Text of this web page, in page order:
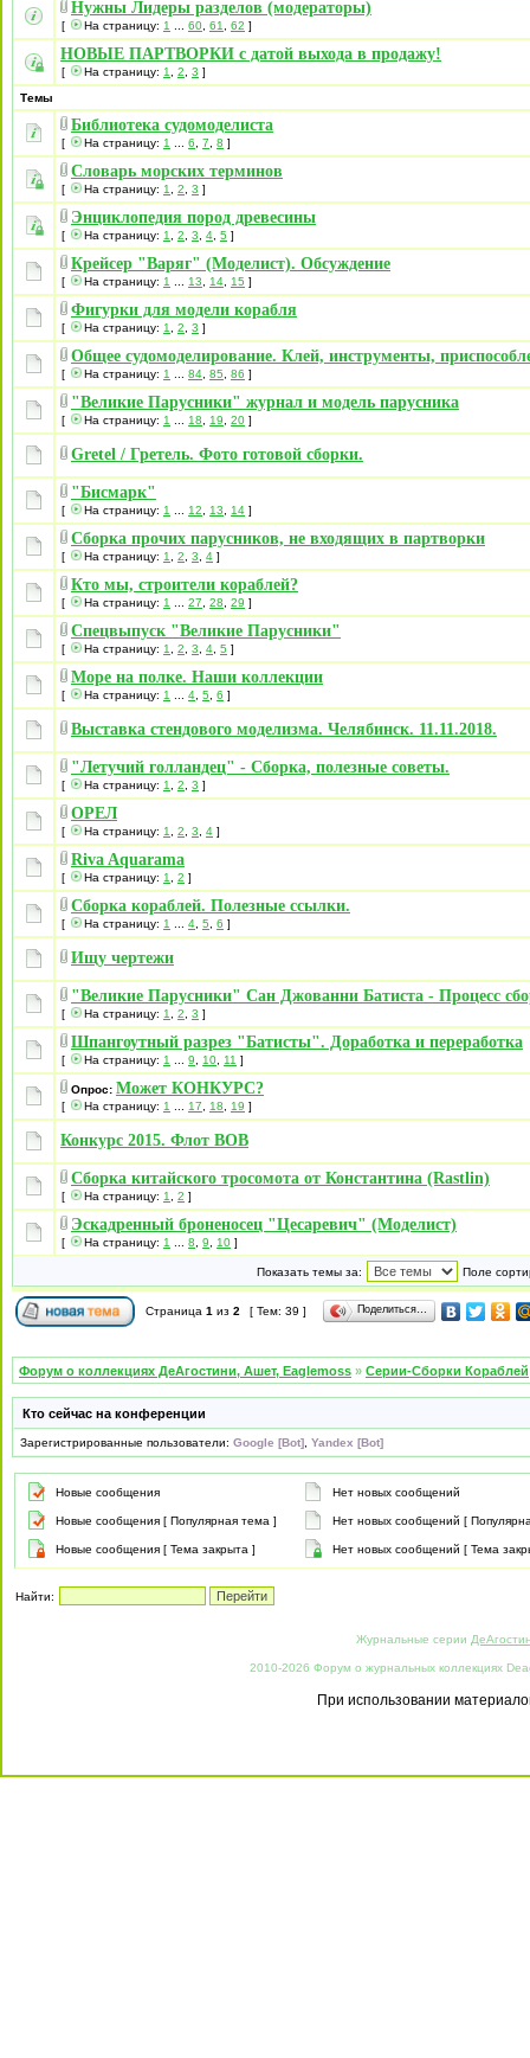
Нужны Лидеры разделов (модераторы)
[ На страницу: 1 60 61 62 ]
НОВЫЕ ПАРТВОРКИ с датой выхода в продажу!
[ На страницу: 1 2 3 ]
Темы
Библиотека судомоделиста
[ На страницу: 1 6 7 8 ]
Словарь морских терминов
[ На страницу: 1 2 3 ]
Энциклопедия пород древесины
[ На страницу: 1 2 3 4 5 ]
Крейсер "Варяг" (Моделист). Обсуждение
[ На страницу: 1 13 14 15 ]
Фигурки для модели корабля
[ На страницу: 1 2 3 ]
Общее судомоделирование. Клей, инструменты,
[ На страницу: 1 84 85 86 ]
"Великие Парусники" журнал и модель парусника
[ На страницу: 1 18 19 20 ]
Gretel / Гретель. Фото готовой сборки.
"Бисмарк"
[ На страницу: 1 12 13 14 ]
Сборка прочих парусников, не входящих в партворки
[ На страницу: 1 2 3 4 ]
Кто мы, строители кораблей?
[ На страницу: 1 27 28 29 ]
Спецвыпуск "Великие Парусники"
[ На страницу: 1 2 3 4 5 ]
Море на полке. Наши коллекции
[ На страницу: 1 4 5 6 ]
Выставка стендового моделизма. Челябинск. 11.11.2018.
"Летучий голландец" - Сборка, полезные советы.
[ На страницу: 1 2 3 ]
ОРЕЛ
[ На страницу: 1 2 3 4 ]
Riva Aquarama
[ На страницу: 1 2 ]
Сборка кораблей. Полезные ссылки.
[ На страницу: 1 4 5 6 ]
Ищу чертежи
"Великие Парусники" Сан Джованни Батиста - Процесс
[ На страницу: 1 2 3 ]
Шпангоутный разрез "Батисты". Доработка и переработка
[ На страницу: 1 9 10 11 ]
Опрос: Может КОНКУРС?
[ На страницу: 1 17 18 19 ]
Конкурс 2015. Флот ВОВ
Сборка китайского тросомота от Константина (Rastlin)
[ На страницу: 1 2 ]
Эскадренный броненосец "Цесаревич" (Моделист)
[ На страницу: 1 8 9 10 ]
Показать темы за: Поле
Страница 1 из 2 [ Тем: 39 ] Поделиться…
Форум о коллекциях ДеАгостини, Ашет, Eaglemoss » Серии-Сборки Кораблей
Кто сейчас на конференции
Зарегистрированные пользователи: Google [Bot] Yandex [Bot]
Новые сообщения Нет новых сообщений
Новые сообщения [ Популярная тема ] Нет новых сообщений [
Новые сообщения [ Тема закрыта ] Нет новых сообщений [ Тема
Найти:
Журнальные серии
2010-2026 Форум о журнальных коллекциях
При использовании